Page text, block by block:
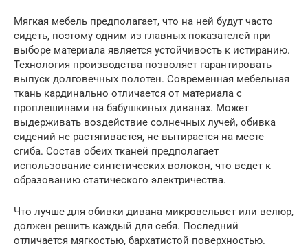
Мягкая мебель предполагает, что на ней будут часто
сидеть, поэтому одним из главных показателей при
выборе материала является устойчивость к истиранию.
Технология производства позволяет гарантировать
выпуск долговечных полотен. Современная мебельная
ткань кардинально отличается от материала с
проплешинами на бабушкиных диванах. Может
выдерживать воздействие солнечных лучей, обивка
сидений не растягивается, не вытирается на месте
сгиба. Состав обеих тканей предполагает
использование синтетических волокон, что ведет к
образованию статического электричества.
Что лучше для обивки дивана микровельвет или велюр,
должен решить каждый для себя. Последний
отличается мягкостью, бархатистой поверхностью.